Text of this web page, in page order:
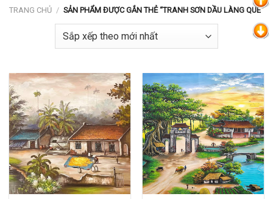
TRANG CHỦ / SẢN PHẨM ĐƯỢC GẮN THẺ “TRANH SƠN DẦU LÀNG QUÊ”